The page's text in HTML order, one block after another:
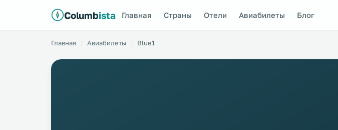
Columbista Главная Страны Отели Авиабилеты Блог
Главная Авиабилеты Blue1